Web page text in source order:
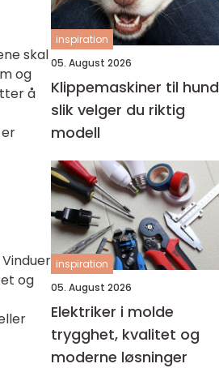
skal
og
å
og
inspiration
05. August 2026
Klippemaskiner til hund
slik velger du riktig
modell
inspiration
05. August 2026
Elektriker i molde
trygghet, kvalitet og
moderne løsninger